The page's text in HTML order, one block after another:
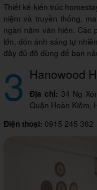
Thiết kế kiến trúc
niệm và truyền thống,
ngàn năm văn hiến. Các
lớn, đón ánh sáng tự
đầy đủ đồ dùng để bạn
3 Hanowood
Địa chỉ: 34 Ng
Quận Hoàn Kiếm,
Điện thoại: 0915 245 362